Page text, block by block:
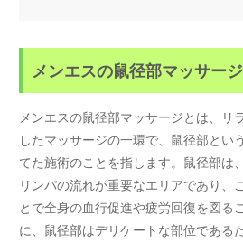
メンエスの鼠径部マッサー
メンエスの鼠径部マッサージとは、リ
したマッサージの一環で、鼠径部とい
てた施術のことを指します。鼠径部は
リンパの流れが重要なエリアであり、
とで全身の血行促進や疲労回復を図る
に、鼠径部はデリケートな部位である